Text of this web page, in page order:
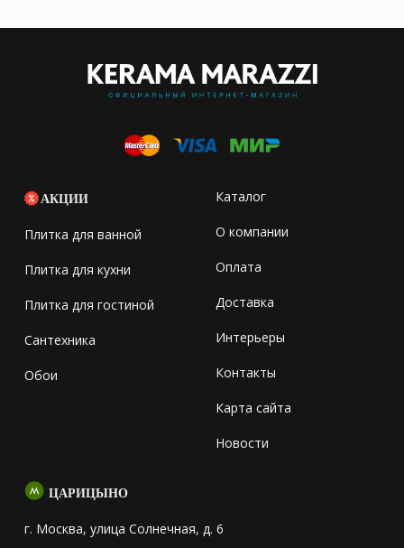
АКЦИИ
Плитка для ванной
Плитка для кухни
Плитка для гостиной
Сантехника
Обои
Каталог
О компании
Оплата
Доставка
Интерьеры
Контакты
Карта сайта
Новости
ЦАРИЦЫНО
г. Москва, улица Солнечная, д. 6